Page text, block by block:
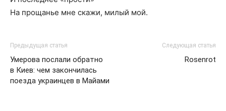
На прощанье мне скажи, милый мой.
Предыдущая статья
Умерова послали обратно
в Киев: чем закончилась
поезда украинцев в Майами
Следующая статья
Rosenrot